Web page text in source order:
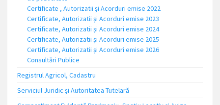
Certificate , Autorizatii și Acorduri emise 2022
Certificate, Autorizatii și Acorduri emise 2023
Certificate, Autorizatii și Acorduri emise 2024
Certificate, Autorizatii și Acorduri emise 2025
Certificate, Autorizatii și Acorduri emise 2026
Consultări Publice
Registrul Agricol, Cadastru
Serviciul Juridic și Autoritatea Tutelară